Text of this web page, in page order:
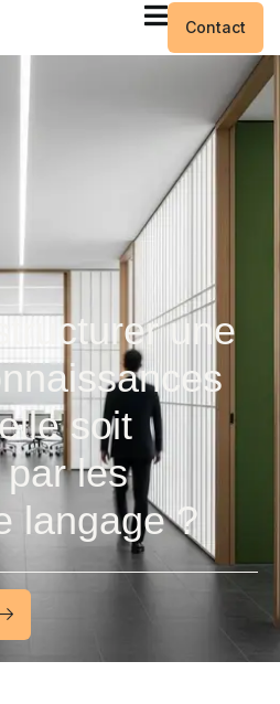
Contact
une
soit
les
langage ?